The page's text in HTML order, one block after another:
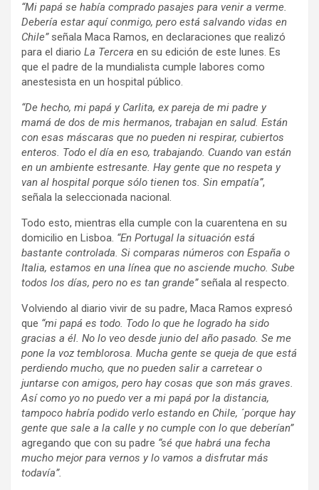
“Mi papá se había comprado pasajes para venir a verme.
Debería estar aquí conmigo, pero está salvando vidas en
Chile”señala Maca Ramos, en declaraciones que realizó
para el diario La Tercera en su edición de este lunes. Es
que el padre de la mundialista cumple labores como
anestesista en un hospital público.
“De hecho, mi papá y Carlita, ex pareja de mi padre y
mamá de dos de mis hermanos, trabajan en salud. Están
con esas máscaras que no pueden ni respirar, cubiertos
enteros. Todo el día en eso, trabajando. Cuando van están
en un ambiente estresante. Hay gente que no respeta y
van al hospital porque sólo tienen tos. Sin empatía”,
señala la seleccionada nacional.
Todo esto, mientras ella cumple con la cuarentena en su
domicilio en Lisboa. “En Portugal la situación está
bastante controlada. Si comparas números con España o
Italia, estamos en una línea que no asciende mucho. Sube
todos los días, pero no es tan grande”señala al respecto.
Volviendo al diario vivir de su padre, Maca Ramos expresó
que “mi papá es todo. Todo lo que he logrado ha sido
gracias a él. No lo veo desde junio del año pasado. Se me
pone la voz temblorosa. Mucha gente se queja de que está
perdiendo mucho, que no pueden salir a carretear o
juntarse con amigos, pero hay cosas que son más graves.
Así como yo no puedo ver a mi papá por la distancia,
tampoco habría podido verlo estando en Chile, ´porque hay
gente que sale a la calle y no cumple con lo que deberían”
agregando que con su padre “sé que habrá una fecha
mucho mejor para vernos y lo vamos a disfrutar más
todavía”.